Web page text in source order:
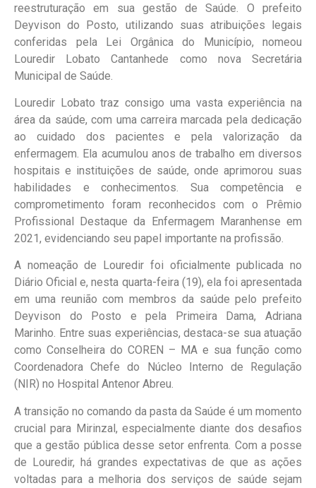
reestruturação em sua gestão de Saúde. O prefeito
Deyvison do Posto, utilizando suas atribuições legais
conferidas pela Lei Orgânica do Município, nomeou
Louredir Lobato Cantanhede como nova Secretária
Municipal de Saúde.
Louredir Lobato traz consigo uma vasta experiência na
área da saúde, com uma carreira marcada pela dedicação
ao cuidado dos pacientes e pela valorização da
enfermagem. Ela acumulou anos de trabalho em diversos
hospitais e instituições de saúde, onde aprimorou suas
habilidades e conhecimentos. Sua competência e
comprometimento foram reconhecidos com o Prêmio
Profissional Destaque da Enfermagem Maranhense em
2021, evidenciando seu papel importante na profissão.
A nomeação de Louredir foi oficialmente publicada no
Diário Oficial e, nesta quarta-feira (19), ela foi apresentada
em uma reunião com membros da saúde pelo prefeito
Deyvison do Posto e pela Primeira Dama, Adriana
Marinho. Entre suas experiências, destaca-se sua atuação
como Conselheira do COREN – MA e sua função como
Coordenadora Chefe do Núcleo Interno de Regulação
(NIR) no Hospital Antenor Abreu.
A transição no comando da pasta da Saúde é um momento
crucial para Mirinzal, especialmente diante dos desafios
que a gestão pública desse setor enfrenta. Com a posse
de Louredir, há grandes expectativas de que as ações
voltadas para a melhoria dos serviços de saúde sejam